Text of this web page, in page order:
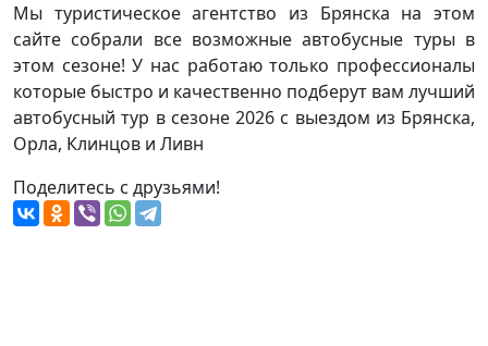
Мы туристическое агентство из Брянска на этом
сайте собрали все возможные автобусные туры в
этом сезоне! У нас работаю только профессионалы
которые быстро и качественно подберут вам лучший
автобусный тур в сезоне 2026 с выездом из Брянска,
Орла, Клинцов и Ливн
Поделитесь с друзьями!